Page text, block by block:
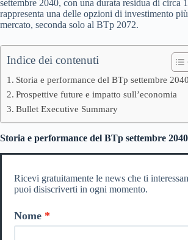
settembre 2040, con una durata residua di circa
rappresenta una delle opzioni di investimento
mercato, seconda solo al BTp 2072.
Indice dei contenuti
Storia e performance del BTp settembre 2040
Prospettive future e impatto sull’economia
Bullet Executive Summary
Storia e performance del BTp settembre 2040
Ricevi gratuitamente le news che ti
puoi disiscriverti in ogni momento.
Nome